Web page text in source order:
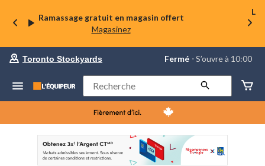
Ramassage gratuit en magasin offert
Magasinez
La
préféré
Toronto
Stockyards,
courament
Fermé,
à
à
10:00
Toronto Stockyards Fermé ⋅ S’ouvre à 10:00
Rechercher